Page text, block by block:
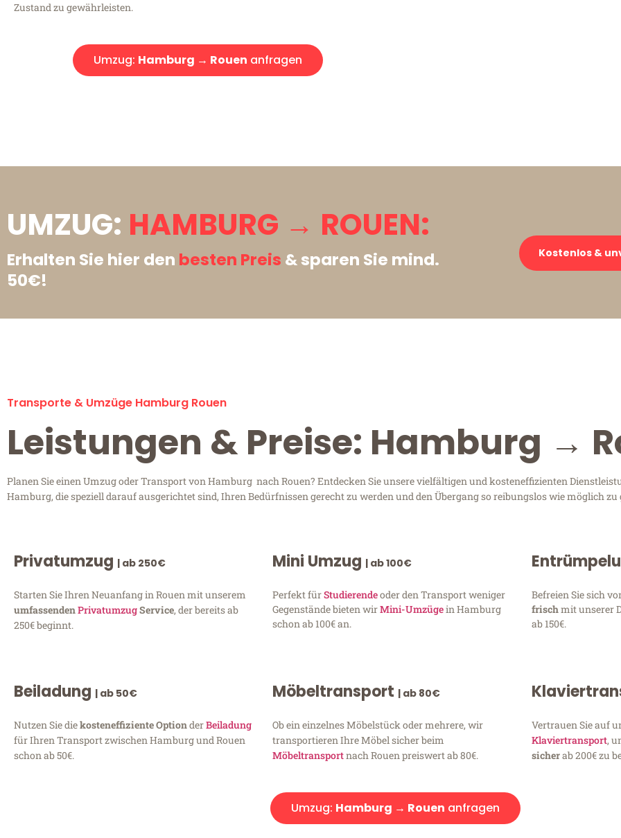
Zustand zu gewährleisten.
Umzug: Hamburg → Rouen anfragen
UMZUG: HAMBURG → ROUEN:
Erhalten Sie hier den besten Preis & sparen Sie mind.
50€!
Kostenlos &
Transporte & Umzüge Hamburg Rouen
Leistungen & Preise: Hamburg →
Planen Sie einen Umzug oder Transport von Hamburg nach Rouen? Entdecken Sie unsere vielfältigen und kosteneffizienten
Hamburg, die speziell darauf ausgerichtet sind, Ihren Bedürfnissen gerecht zu werden und den Übergang so reibungslos wie möglich zu
Privatumzug | ab 250€
Starten Sie Ihren Neuanfang in Rouen mit unserem
umfassendenPrivatumzugService, der bereits ab
250€ beginnt.
Mini Umzug | ab 100€
Perfekt fürStudierendeoder den Transport weniger
Gegenstände bieten wirMini-Umzügein Hamburg
schon ab 100€ an.
Befreien Sie sich
frischmit unserer
ab 150€.
Beiladung | ab 50€
Nutzen Sie diekosteneffiziente OptionderBeiladung
für Ihren Transport zwischen Hamburg und Rouen
schon ab 50€.
Möbeltransport | ab 80€
Ob ein einzelnes Möbelstück oder mehrere, wir
transportieren Ihre Möbel sicher beim
Möbeltransportnach Rouen preiswert ab 80€.
Vertrauen Sie auf
Klaviertransport,
sicherab 200€ zu
Umzug: Hamburg → Rouen anfragen